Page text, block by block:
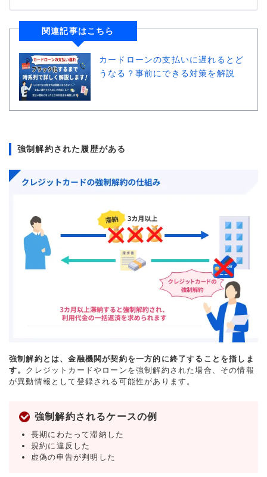
関連記事はこちら
カードローンの支払いに遅れるとど
うなる？事前にできる対策を解説
強制解約された履歴がある
強制解約とは、金融機関が契約を一方的に終了することを指しま
す。 クレジットカードやローンを強制解約された場合、その情報
が異動情報として登録される可能性があります。
強制解約されるケースの例
長期にわたって滞納した
規約に違反した
虚偽の申告が判明した